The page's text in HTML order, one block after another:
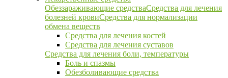
Обеззараживающие средстваСредства для лечения
болезней кровиСредства для нормализации
обмена веществ
Средства для лечения костей
Средства для лечения суставов
Средства для лечения боли, температуры
Боль и спазмы
Обезболивающие средства